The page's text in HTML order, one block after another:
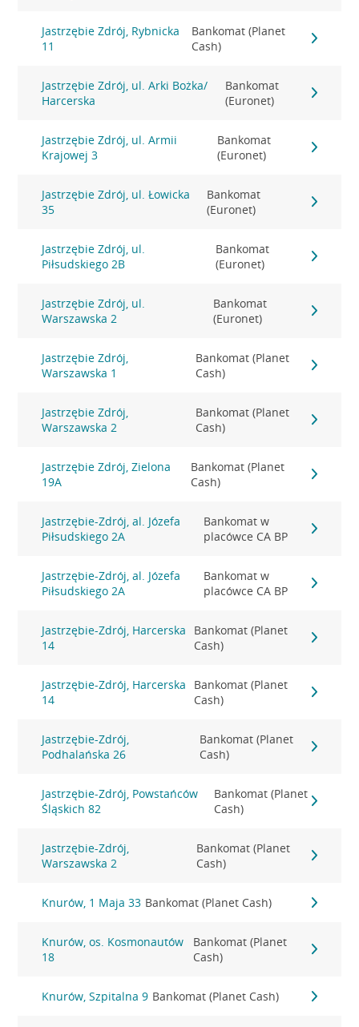
Jastrzębie Zdrój, Rybnicka
11
Bankomat (Planet
Cash)
Jastrzębie Zdrój, ul. Arki Bożka/
Harcerska
Bankomat
(Euronet)
Jastrzębie Zdrój, ul. Armii
Krajowej 3
Bankomat
(Euronet)
Jastrzębie Zdrój, ul. Łowicka
35
Bankomat
(Euronet)
Jastrzębie Zdrój, ul.
Piłsudskiego 2B
Bankomat
(Euronet)
Jastrzębie Zdrój, ul.
Warszawska 2
Bankomat
(Euronet)
Jastrzębie Zdrój,
Warszawska 1
Bankomat (Planet
Cash)
Jastrzębie Zdrój,
Warszawska 2
Bankomat (Planet
Cash)
Jastrzębie Zdrój, Zielona
19A
Bankomat (Planet
Cash)
Jastrzębie-Zdrój, al. Józefa
Piłsudskiego 2A
Bankomat w
placówce CA BP
Jastrzębie-Zdrój, al. Józefa
Piłsudskiego 2A
Bankomat w
placówce CA BP
Jastrzębie-Zdrój, Harcerska
14
Bankomat (Planet
Cash)
Jastrzębie-Zdrój, Harcerska
14
Bankomat (Planet
Cash)
Jastrzębie-Zdrój,
Podhalańska 26
Bankomat (Planet
Cash)
Jastrzębie-Zdrój, Powstańców
Śląskich 82
Bankomat (Planet
Cash)
Jastrzębie-Zdrój,
Warszawska 2
Bankomat (Planet
Cash)
Knurów, 1 Maja 33 Bankomat (Planet Cash)
Knurów, os. Kosmonautów
18
Bankomat (Planet
Cash)
Knurów, Szpitalna 9 Bankomat (Planet Cash)